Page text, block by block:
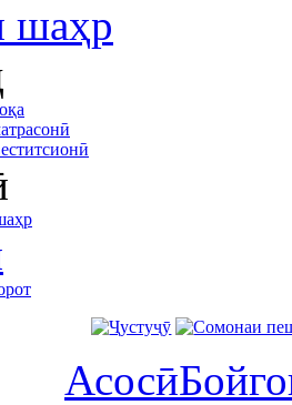
шаҳр
Асосӣ